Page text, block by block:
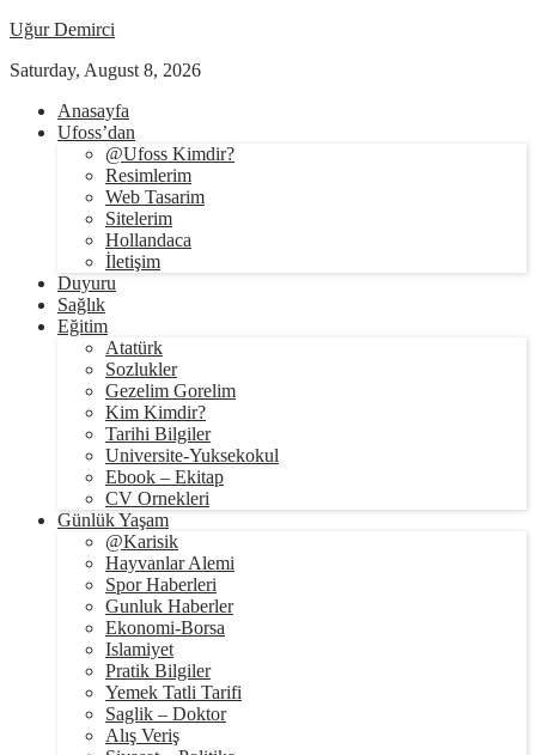
Uğur Demirci
Saturday, August 8, 2026
Anasayfa
Ufoss’dan
@Ufoss Kimdir?
Resimlerim
Web Tasarim
Sitelerim
Hollandaca
İletişim
Duyuru
Sağlık
Eğitim
Atatürk
Sozlukler
Gezelim Gorelim
Kim Kimdir?
Tarihi Bilgiler
Universite-Yuksekokul
Ebook – Ekitap
CV Ornekleri
Günlük Yaşam
@Karisik
Hayvanlar Alemi
Spor Haberleri
Gunluk Haberler
Ekonomi-Borsa
Islamiyet
Pratik Bilgiler
Yemek Tatli Tarifi
Saglik – Doktor
Alış Veriş